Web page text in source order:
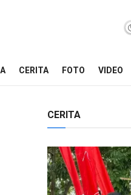
CERITA FOTO VIDEO
CERITA